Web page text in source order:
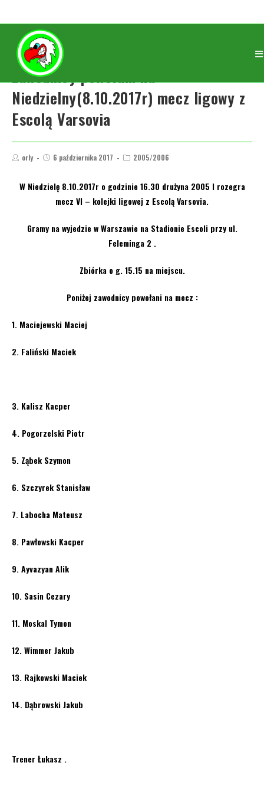
Zawodnicy powołani na
Niedzielny(8.10.2017r) mecz ligowy z
Escolą Varsovia
orly 6 października 2017 2005/2006
W Niedzielę 8.10.2017r o godzinie 16.30 drużyna 2005 I rozegra
mecz VI – kolejki ligowej z Escolą Varsovia.
Gramy na wyjedzie w Warszawie na Stadionie Escoli przy ul.
Feleminga 2 .
Zbiórka o g. 15.15 na miejscu.
Poniżej zawodnicy powołani na mecz :
1. Maciejewski Maciej
2. Faliński Maciek
3. Kalisz Kacper
4. Pogorzelski Piotr
5. Ząbek Szymon
6. Szczyrek Stanisław
7. Labocha Mateusz
8. Pawłowski Kacper
9. Ayvazyan Alik
10. Sasin Cezary
11. Moskal Tymon
12. Wimmer Jakub
13. Rajkowski Maciek
14. Dąbrowski Jakub
Trener Łukasz .